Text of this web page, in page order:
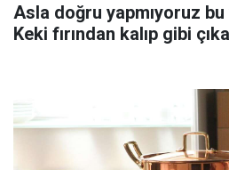
Asla doğru yapmıyoruz bu
Keki fırından kalıp gibi